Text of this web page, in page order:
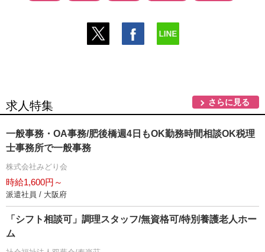
求人特集 さらに見る
一般事務・OA事務/肥後橋週4日もOK勤務時間相談OK税理
士事務所で一般事務
株式会社みどり会
時給1,600円～
派遣社員 / 大阪府
「シフト相談可」調理スタッフ/無資格可/特別養護老人ホー
ム